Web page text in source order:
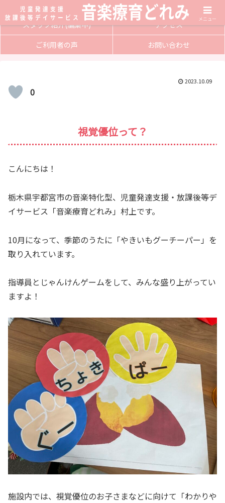
サービス内容
入会方法
スタッフ紹介(編集中)
アクセス
ご利用者の声
お問い合わせ
2023.10.09
0
視覚優位って？
こんにちは！
栃木県宇都宮市の音楽特化型、児童発達支援・放課後等デ
イサービス「音楽療育どれみ」村上です。
10月になって、季節のうたに「やきいもグーチーパー」を
取り入れています。
指導員とじゃんけんゲームをして、みんな盛り上がってい
ますよ！
施設内では、視覚優位のお子さまなどに向けて「わかりや
メニュー